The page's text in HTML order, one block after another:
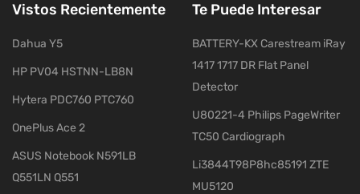
Vistos Recientemente
Dahua Y5
HP PV04 HSTNN-LB8N
Hytera PDC760 PTC760
OnePlus Ace 2
ASUS Notebook N591LB
Q551LN Q551
Te Puede Interesar
BATTERY-KX Carestream iRay
1417 1717 DR Flat Panel
Detector
U80221-4 Philips PageWriter
TC50 Cardiograph
Li3844T98P8hc85191 ZTE
MU5120